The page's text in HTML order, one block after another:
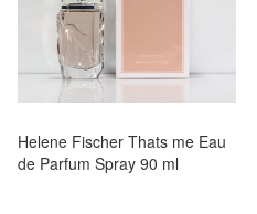
Helene Fischer Thats me Eau
de Parfum Spray 90 ml